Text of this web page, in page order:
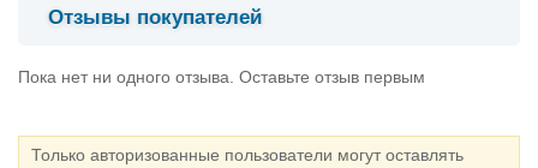
Отзывы покупателей
Пока нет ни одного отзыва. Оставьте отзыв первым
Только авторизованные пользователи могут оставлять